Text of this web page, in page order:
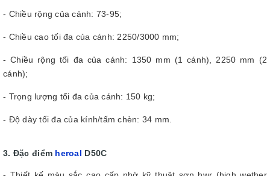
- Chiều rộng của cánh: 73-95;
- Chiều cao tối đa của cánh: 2250/3000 mm;
- Chiều rộng tối đa của cánh: 1350 mm (1 cánh), 2250 mm (2
cánh);
- Trọng lượng tối đa của cánh: 150 kg;
- Độ dày tối đa của kính/tấm chèn: 34 mm.
3. Đặc điểm heroal D50C